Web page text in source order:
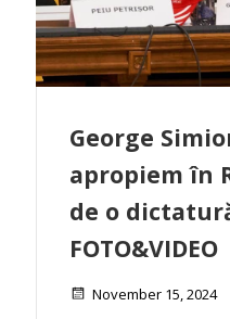
George
apropiem în
de o
FOTO&VIDEO
November 15, 2024